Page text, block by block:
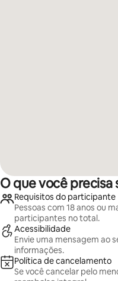
O que você precisa
Requisitos do participante
Pessoas com 18 anos ou
participantes no total.
Acessibilidade
Envie uma mensagem ao
informações.
Política de cancelamento
Se você cancelar pelo